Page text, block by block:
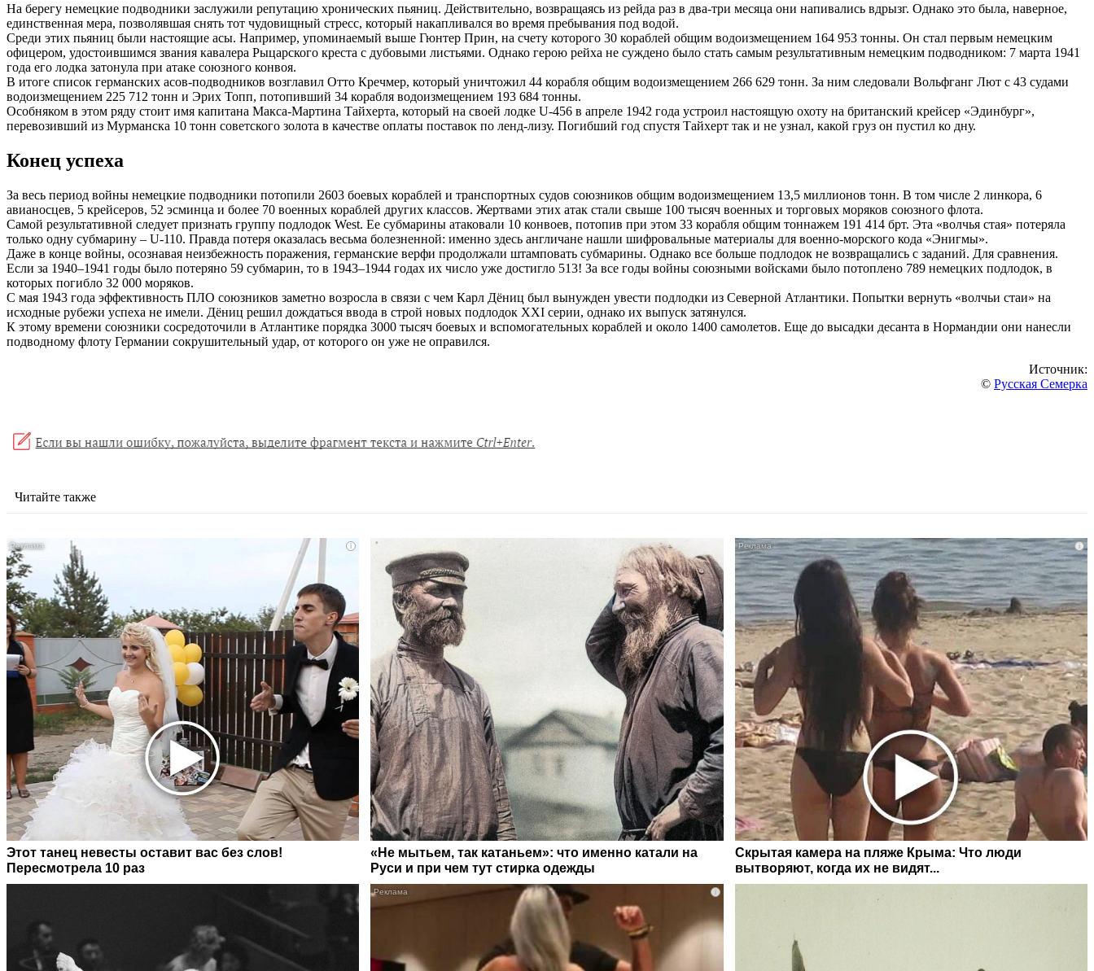
На берегу немецкие подводники заслужили репутацию хронических пьяниц. Действительно, возвращаясь из рейда раз в два-три месяца они напивались вдрызг. Однако это была, наверное,
единственная мера, позволявшая снять тот чудовищный стресс, который накапливался во время пребывания под водой.
Среди этих пьяниц были настоящие асы. Например, упоминаемый выше Гюнтер Прин, на счету которого 30 кораблей общим водоизмещением 164 953 тонны. Он стал первым немецким
офицером, удостоившимся звания кавалера Рыцарского креста с дубовыми листьями. Однако герою рейха не суждено было стать самым результативным немецким подводником: 7 марта 1941
года его лодка затонула при атаке союзного конвоя.
В итоге список германских асов-подводников возглавил Отто Кречмер, который уничтожил 44 корабля общим водоизмещением 266 629 тонн. За ним следовали Вольфганг Лют с 43 судами
водоизмещением 225 712 тонн и Эрих Топп, потопивший 34 корабля водоизмещением 193 684 тонны.
Особняком в этом ряду стоит имя капитана Макса-Мартина Тайхерта, который на своей лодке U-456 в апреле 1942 года устроил настоящую охоту на британский крейсер «Эдинбург»,
перевозивший из Мурманска 10 тонн советского золота в качестве оплаты поставок по ленд-лизу. Погибший год спустя Тайхерт так и не узнал, какой груз он пустил ко дну.
Конец успеха
За весь период войны немецкие подводники потопили 2603 боевых кораблей и транспортных судов союзников общим водоизмещением 13,5 миллионов тонн. В том числе 2 линкора, 6
авианосцев, 5 крейсеров, 52 эсминца и более 70 военных кораблей других классов. Жертвами этих атак стали свыше 100 тысяч военных и торговых моряков союзного флота.
Самой результативной следует признать группу подлодок West. Ее субмарины атаковали 10 конвоев, потопив при этом 33 корабля общим тоннажем 191 414 брт. Эта «волчья стая» потеряла
только одну субмарину – U-110. Правда потеря оказалась весьма болезненной: именно здесь англичане нашли шифровальные материалы для военно-морского кода «Энигмы».
Даже в конце войны, осознавая неизбежность поражения, германские верфи продолжали штамповать субмарины. Однако все больше подлодок не возвращались с заданий. Для сравнения.
Если за 1940–1941 годы было потеряно 59 субмарин, то в 1943–1944 годах их число уже достигло 513! За все годы войны союзными войсками было потоплено 789 немецких подлодок, в
которых погибло 32 000 моряков.
С мая 1943 года эффективность ПЛО союзников заметно возросла в связи с чем Карл Дёниц был вынужден увести подлодки из Северной Атлантики. Попытки вернуть «волчьи стаи» на
исходные рубежи успеха не имели. Дёниц решил дождаться ввода в строй новых подлодок XXI серии, однако их выпуск затянулся.
К этому времени союзники сосредоточили в Атлантике порядка 3000 тысяч боевых и вспомогательных кораблей и около 1400 самолетов. Еще до высадки десанта в Нормандии они нанесли
подводному флоту Германии сокрушительный удар, от которого он уже не оправился.
Источник:
© Русская Семерка
Читайте также
i
Этот танец невесты оставит вас без слов!
Пересмотрела 10 раз
«Не мытьем, так катаньем»: что именно катали на
Руси и при чем тут стирка одежды
i
Скрытая камера на пляже Крыма: Что люди
вытворяют, когда их не видят...
i